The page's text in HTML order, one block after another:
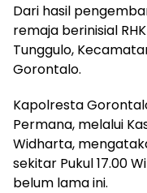
Dari hasil
remaja berinisial
Tunggulo,
Gorontalo.
Kapolresta
Permana, melalui
Widharta,
sekitar Pukul 17.00
belum lama ini.